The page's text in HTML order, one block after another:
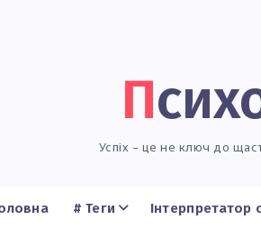
Успіх – це не ключ до
# Теги Інтерпретатор